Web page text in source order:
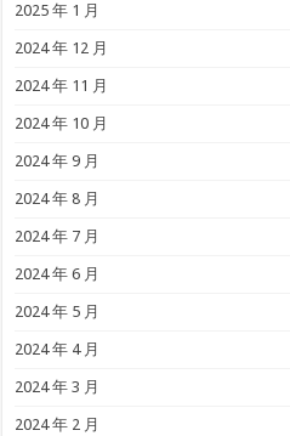
2025 年 1 月
2024 年 12 月
2024 年 11 月
2024 年 10 月
2024 年 9 月
2024 年 8 月
2024 年 7 月
2024 年 6 月
2024 年 5 月
2024 年 4 月
2024 年 3 月
2024 年 2 月